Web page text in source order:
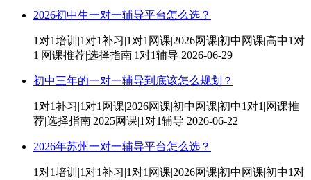
2026初中生一对一辅导平台怎么选？
1对1培训|1对1补习|1对1网课|2026网课|初中网课|高中1对
1|网课推荐|选择指南|1对1辅导 2026-06-29
初中三年的一对一辅导到底该怎么规划？
1对1补习|1对1网课|2026网课|初中网课|初中1对1|网课推
荐|选择指南|2025网课|1对1辅导 2026-06-22
2026年苏州一对一辅导平台怎么选？
1对1培训|1对1补习|1对1网课|2026网课|初中网课|初中1对